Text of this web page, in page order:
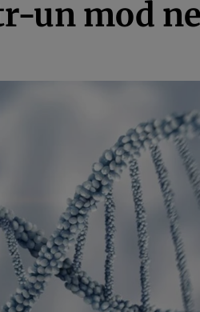
un mod